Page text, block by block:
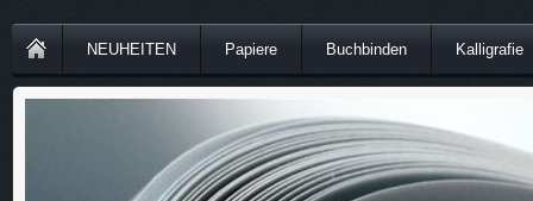
NEUHEITEN Papiere Buchbinden Kalligrafie